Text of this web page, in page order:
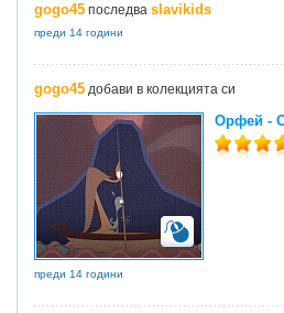
gogo45 последва slavikids
преди 14 години
gogo45 добави в колекцията си
Орфей -
преди 14 години